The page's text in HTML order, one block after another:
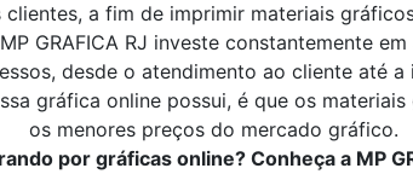
a fim de imprimir materiais
GRAFICA RJ investe constantemente
desde o atendimento ao cliente até
gráfica online possui, é que os
os menores preços do mercado gráfico.
por gráficas online? Conheça a MP